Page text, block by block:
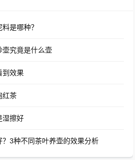
是哪种？
壶究竟是什么壶
到效果
红茶
湿擦好
3种不同茶叶养壶的效果分析